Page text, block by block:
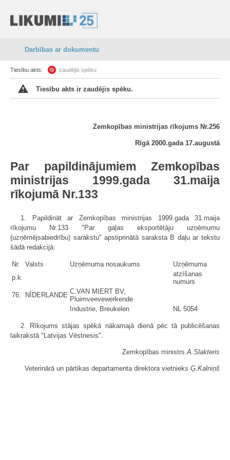
Darbības ar dokumentu
Tiesību akts: zaudējis spēku
Tiesību akts ir zaudējis spēku.
Zemkopības ministrijas rīkojums Nr.256
Rīgā 2000.gada 17.augustā
Par papildinājumiem Zemkopības
ministrijas 1999.gada 31.maija
rīkojumā Nr.133
1. Papildināt ar Zemkopības ministrijas 1999.gada 31.maija
rīkojumu Nr.133 "Par gaļas eksportētāju uzņēmumu
(uzņēmējsabiedrību) sarakstu" apstiprinātā saraksta B daļu ar tekstu
šādā redakcijā:
Nr. Valsts Uzņēmuma nosaukums
Uzņēmuma
p.k.
atzīšanas
numurs
76.
NĪDERLANDE C.VAN MIERT BV,
Pluimveevewerkende
Industrie, Breukelen
NL 5054
2. Rīkojums stājas spēkā nākamajā dienā pēc tā publicēšanas
laikrakstā "Latvijas Vēstnesis".
Zemkopības ministrsA.Slakteris
Veterinārā un pārtikas departamenta direktora vietnieks Ģ.Kalniņš